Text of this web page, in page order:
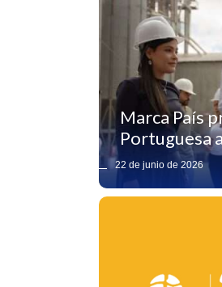
Marca País
Portuguesa
22 de junio de 2026